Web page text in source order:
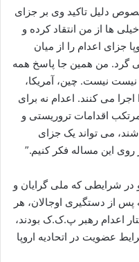
دلیل تاکید وی بر جزای
ها از من انتقاد کرده و
جزای اعدام را از میان
گرد. من همین جا پاسخ همه
نیست نیست. چین، آمریکا،
می کنند. اعدام نه برای
اقدامات تروریستی و
می تواند یک جزای
روی این مساله فکر کنیم.”
است در سالیان ۲۰۰۰ و ۲۰۰۱ و در شرایطی که ملی گرایان و
از دستگیری اوجالان، هر
اعدام رهبر پ.ک.ک بودند،
عضویت در اتحادیه اروپا